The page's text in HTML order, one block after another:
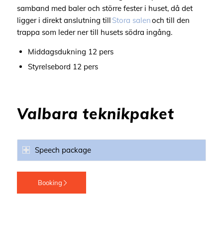
samband med baler och större fester i huset, då det
ligger i direkt anslutning till Stora salenoch till den
trappa som leder ner till husets södra ingång.
Middagsdukning 12 pers
Styrelsebord 12 pers
Valbara teknikpaket
Speech package
Booking